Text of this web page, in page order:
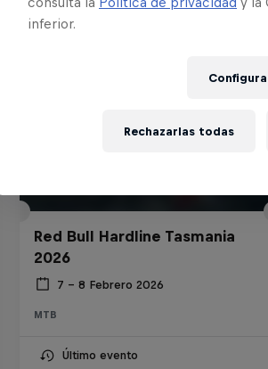
Red Bull Hardline Tasmania
2026
7 – 8 Febrero 2026
MTB
Último evento
inferior.
Rechazarlas todas